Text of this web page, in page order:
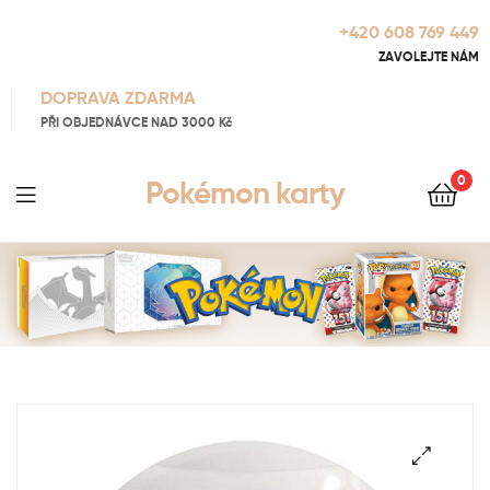
+420 608 769 449
ZAVOLEJTE NÁM
DOPRAVA ZDARMA
PŘI OBJEDNÁVCE NAD 3000 Kč
Pokémon karty 0